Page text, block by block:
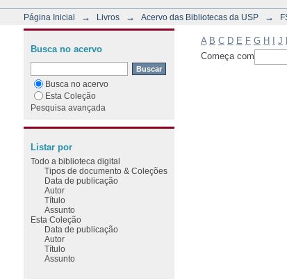
Página Inicial → Livros → Acervo das Bibliotecas da USP →
A B C D E F G H J
Começa com
Busca no acervo
Busca no acervo
Esta Coleção
Pesquisa avançada
Listar por
Todo a biblioteca digital
Tipos de documento & Coleções
Data de publicação
Autor
Título
Assunto
Esta Coleção
Data de publicação
Autor
Título
Assunto